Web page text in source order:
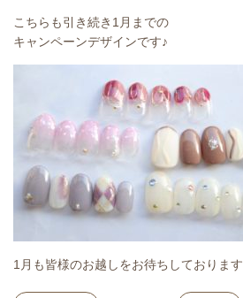
こちらも引き続き1月までの
キャンペーンデザインです♪
1月も皆様のお越しをお待ちしております